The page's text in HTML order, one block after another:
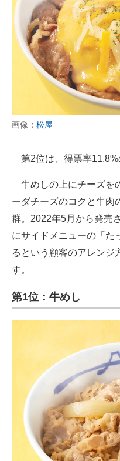
画像： 松屋
第2位は、得票率11.8%
牛めしの上にチーズを
ーダチーズのコクと牛肉
群。2022年5月から発売
にサイドメニューの「た
るという顧客のアレンジ
す。
第1位：牛めし